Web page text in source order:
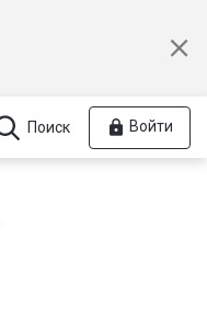
Поиск Войти